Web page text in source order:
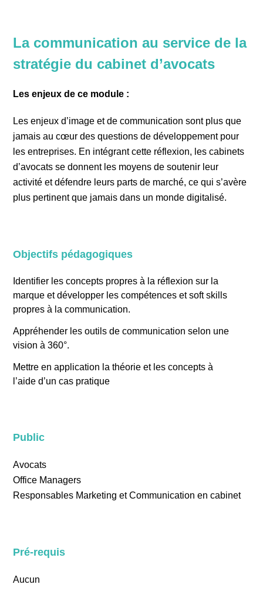
La communication au service de la
stratégie du cabinet d’avocats
Les enjeux de ce module :
Les enjeux d’image et de communication sont plus que
jamais au cœur des questions de développement pour
les entreprises. En intégrant cette réflexion, les cabinets
d’avocats se donnent les moyens de soutenir leur
activité et défendre leurs parts de marché, ce qui s’avère
plus pertinent que jamais dans un monde digitalisé.
Objectifs pédagogiques
Identifier les concepts propres à la réflexion sur la
marque et développer les compétences et soft skills
propres à la communication.
Appréhender les outils de communication selon une
vision à 360°.
Mettre en application la théorie et les concepts à
l’aide d’un cas pratique
Public
Avocats
Office Managers
Responsables Marketing et Communication en cabinet
Pré-requis
Aucun